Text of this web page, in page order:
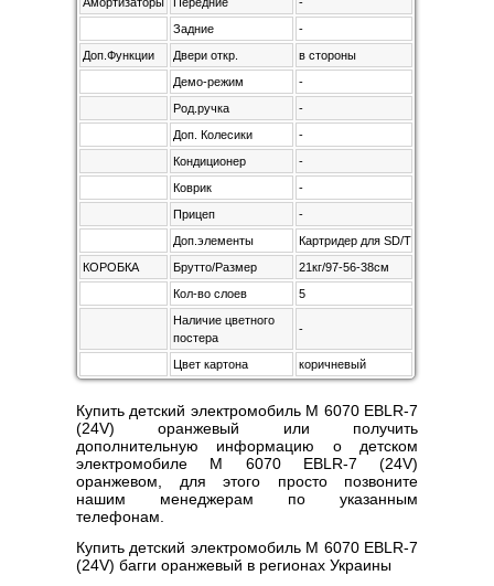
Задние
-
Доп.Функции
Двери откр.
в стороны
Демо-режим
-
Род.ручка
-
Доп. Колесики
-
Кондиционер
-
Коврик
-
Прицеп
-
Доп.элементы
Картридер для SD/TF карт
КОРОБКА
Брутто/Размер
21кг/97-56-38см
Кол-во слоев
5
Наличие цветного
постера
-
Цвет картона коричневый
Купить детский электромобиль M 6070 EBLR-7
(24V) оранжевый или получить
дополнительную информацию о детском
электромобиле M 6070 EBLR-7 (24V)
оранжевом, для этого просто позвоните
нашим менеджерам по указанным
телефонам.
Купить детский электромобиль M 6070 EBLR-7
(24V) багги оранжевый в регионах Украины